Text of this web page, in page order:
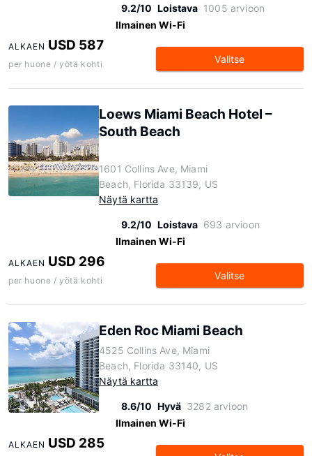
9.2/10 Loistava 1005 arvioon
Ilmainen Wi-Fi
ALKAEN USD 587
per huone / yötä kohti Valitse
Loews Miami Beach Hotel –
South Beach
1601 Collins Ave, Miami
Beach, Florida 33139, US
Näytä kartta
9.2/10 Loistava 693 arvioon
Ilmainen Wi-Fi
ALKAEN USD 296
per huone / yötä kohti Valitse
Eden Roc Miami Beach
4525 Collins Ave, Miami
Beach, Florida 33140, US
Näytä kartta
8.6/10 Hyvä 3282 arvioon
Ilmainen Wi-Fi
ALKAEN USD 285